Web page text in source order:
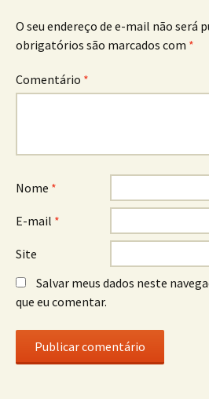
O seu endereço de e-mail não será
obrigatórios são marcados com *
Comentário *
Nome *
E-mail *
Site
Salvar meus dados neste
que eu comentar.